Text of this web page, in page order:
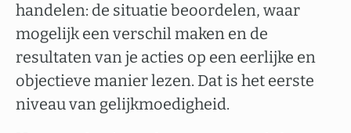
handelen: de situatie beoordelen, waar
mogelijk een verschil maken en de
resultaten van je acties op een eerlijke en
objectieve manier lezen. Dat is het eerste
niveau van gelijkmoedigheid.